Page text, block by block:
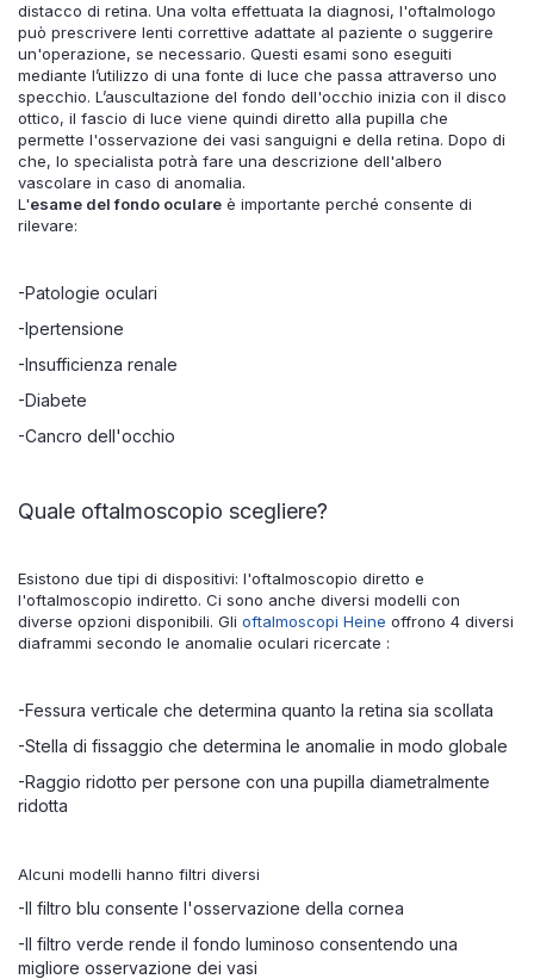
distacco di retina. Una volta effettuata la diagnosi, l'oftalmologo
può prescrivere lenti correttive adattate al paziente o suggerire
un'operazione, se necessario. Questi esami sono eseguiti
mediante l’utilizzo di una fonte di luce che passa attraverso uno
specchio. L’auscultazione del fondo dell'occhio inizia con il disco
ottico, il fascio di luce viene quindi diretto alla pupilla che
permette l'osservazione dei vasi sanguigni e della retina. Dopo di
che, lo specialista potrà fare una descrizione dell'albero
vascolare in caso di anomalia.
L'esame del fondo oculare è importante perché consente di
rilevare:
-Patologie oculari
-Ipertensione
-Insufficienza renale
-Diabete
-Cancro dell'occhio
Quale oftalmoscopio scegliere?
Esistono due tipi di dispositivi: l'oftalmoscopio diretto e
l'oftalmoscopio indiretto. Ci sono anche diversi modelli con
diverse opzioni disponibili. Gli oftalmoscopi Heine offrono 4 diversi
diaframmi secondo le anomalie oculari ricercate :
-Fessura verticale che determina quanto la retina sia scollata
-Stella di fissaggio che determina le anomalie in modo globale
-Raggio ridotto per persone con una pupilla diametralmente
ridotta
Alcuni modelli hanno filtri diversi
-Il filtro blu consente l'osservazione della cornea
-Il filtro verde rende il fondo luminoso consentendo una
migliore osservazione dei vasi